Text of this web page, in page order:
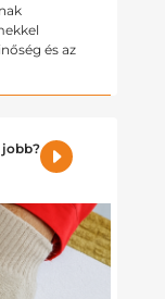
és az
jobb?